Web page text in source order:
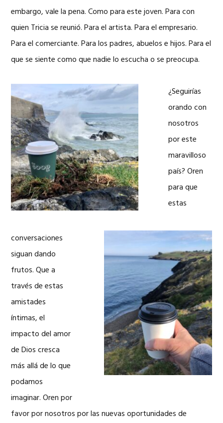
embargo, vale la pena. Como para este joven. Para con
quien Tricia se reunió. Para el artista. Para el empresario.
Para el comerciante. Para los padres, abuelos e hijos. Para el
que se siente como que nadie lo escucha o se preocupa.
¿Seguirías
orando con
nosotros
por este
maravilloso
país? Oren
para que
estas
conversaciones
siguan dando
frutos. Que a
través de estas
amistades
íntimas, el
impacto del amor
de Dios cresca
más allá de lo que
podamos
imaginar. Oren por
favor por nosotros por las nuevas oportunidades de